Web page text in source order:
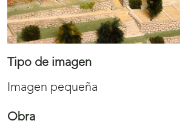
Tipo de imagen
Imagen pequeña
Obra